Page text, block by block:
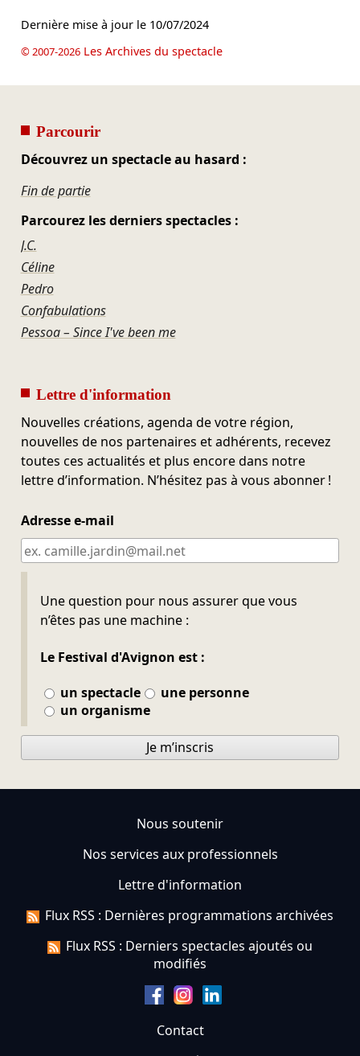
Dernière mise à jour le 10/07/2024
© 2007-2026Les Archives du spectacle
Parcourir
Découvrez un spectacle au hasard :
Fin de partie
Parcourez les derniers spectacles :
J.C.
Céline
Pedro
Confabulations
Pessoa – Since I've been me
Lettre d'information
Nouvelles créations, agenda de votre région,
nouvelles de nos partenaires et adhérents, recevez
toutes ces actualités et plus encore dans notre
lettre d’information. N’hésitez pas à vous abonner !
Adresse e-mail
Une question pour nous assurer que vous
n’êtes pas une machine :
Le Festival d'Avignon est :
un spectacle
une personne
un organisme
Ne pas remplir
Je m’inscris
Nous soutenir
Nos services aux professionnels
Lettre d'information
Flux RSS : Dernières programmations archivées
Flux RSS : Derniers spectacles ajoutés ou
modifiés
Contact